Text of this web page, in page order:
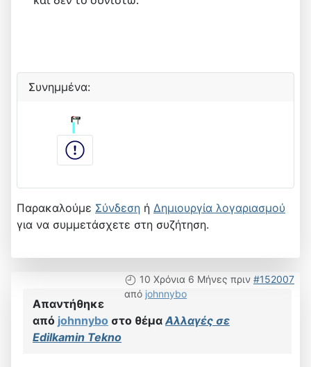
Συνημμένα:
Παρακαλούμε Σύνδεση ή Δημιουργία λογαριασμού
για να συμμετάσχετε στη συζήτηση.
10 Χρόνια 6 Μήνες πριν #152007
από johnnybo
Απαντήθηκε
από johnnybo στο θέμα Αλλαγές σε
Edilkamin Tekno